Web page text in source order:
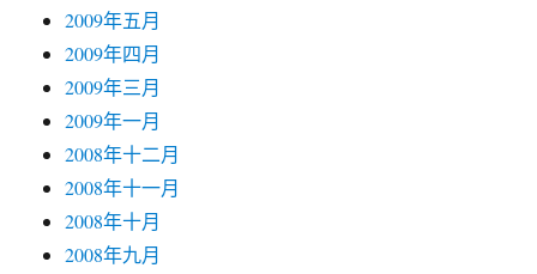
2009年五月
2009年四月
2009年三月
2009年一月
2008年十二月
2008年十一月
2008年十月
2008年九月